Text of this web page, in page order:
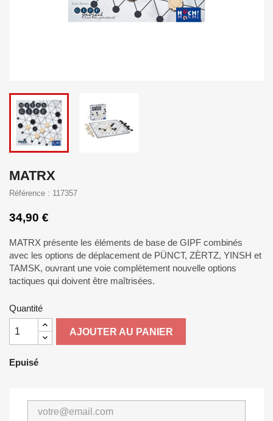
MATRX
Référence : 117357
34,90 €
MATRX présente les éléments de base de GIPF combinés
avec les options de déplacement de PÜNCT, ZÈRTZ, YINSH et
TAMSK, ouvrant une voie complètement nouvelle options
tactiques qui doivent être maîtrisées.
Quantité
AJOUTER AU PANIER
Epuisé